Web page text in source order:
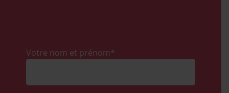
Votre nom et prénom*